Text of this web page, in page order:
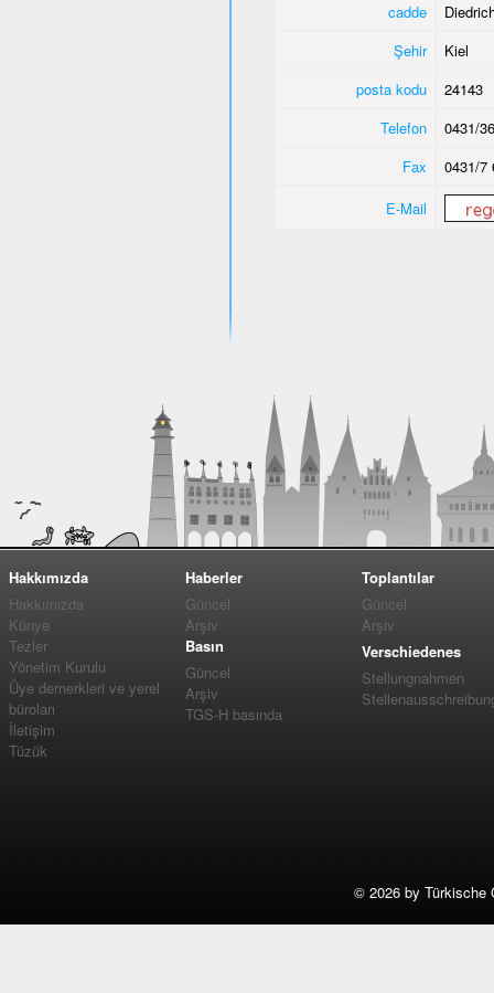
cadde
Şehir
Kiel
posta kodu
24143
Telefon
0431/
Fax
0431/7
E-Mail
Hakkımızda
Hakkımızda
Künye
Tezler
Yönetim Kurulu
Üye dernerkleri ve yerel
büroları
İletişim
Tüzük
Haberler
Güncel
Arşiv
Basın
Güncel
Arşiv
TGS-H basında
Toplantılar
Güncel
Arşiv
Verschiedenes
Stellungnahmen
© 2026 by Türkische